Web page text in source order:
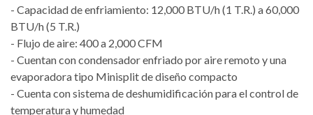
- Capacidad de enfriamiento: 12,000 BTU/h (1 T.R.) a 60,000
BTU/h (5 T.R.)
- Flujo de aire: 400 a 2,000 CFM
- Cuentan con condensador enfriado por aire remoto y una
evaporadora tipo Minisplit de diseño compacto
- Cuenta con sistema de deshumidificación para el control de
temperatura y humedad